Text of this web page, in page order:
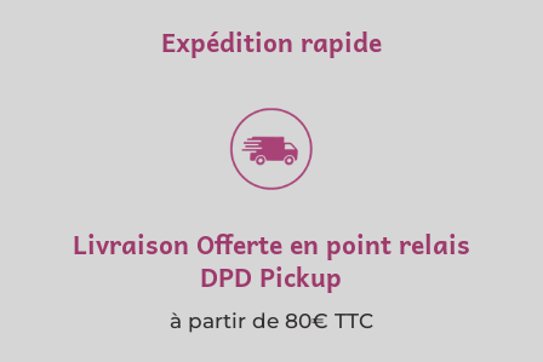
Expédition rapide
Livraison Offerte en point relais
DPD Pickup
à partir de 80€ TTC